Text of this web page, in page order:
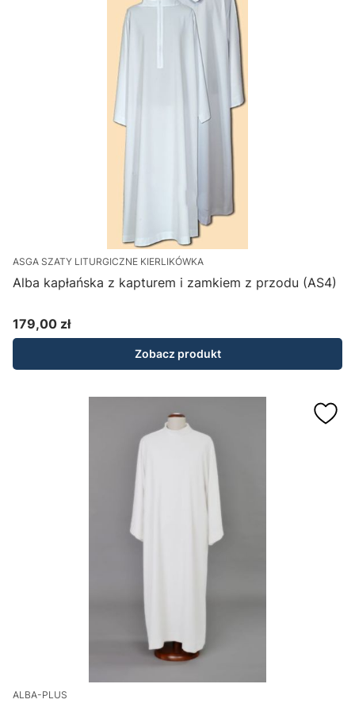
ASGA SZATY LITURGICZNE KIERLIKÓWKA
Alba kapłańska z kapturem i zamkiem z przodu (AS4)
Cena
179,00 zł
Zobacz produkt
ALBA-PLUS